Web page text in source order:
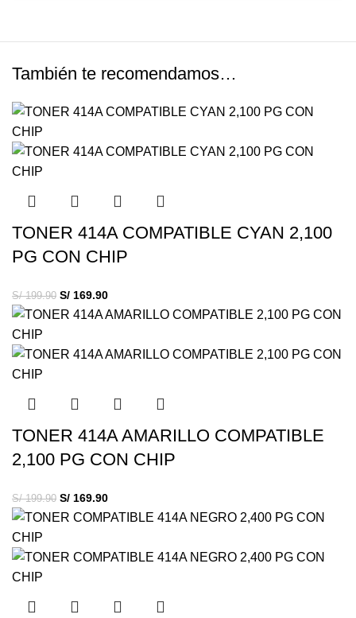
También te recomendamos…
TONER 414A COMPATIBLE CYAN 2,100
PG CON CHIP
S/199.90 S/ 169.90
TONER 414A AMARILLO COMPATIBLE
2,100 PG CON CHIP
S/199.90 S/ 169.90